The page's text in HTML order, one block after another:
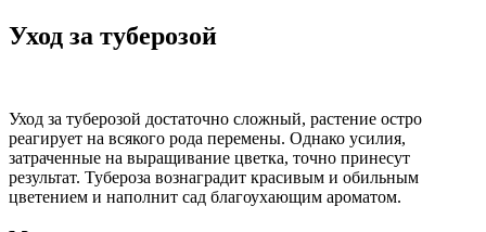
Уход за туберозой
Уход за туберозой достаточно сложный, растение остро
реагирует на всякого рода перемены. Однако усилия,
затраченные на выращивание цветка, точно принесут
результат. Тубероза вознаградит красивым и обильным
цветением и наполнит сад благоухающим ароматом.